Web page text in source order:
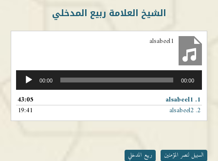
الشيخ العلامة ربيع المدخلي
alsabeel1
الصوت
00:00 00:00
1.
alsabeel1
43:05
2.
alsabeel2
19:41
السبيل لنصر المؤمنين ربيع المدخلي